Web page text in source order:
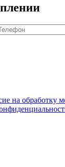
на обработку